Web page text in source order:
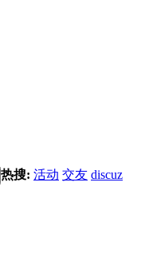
热搜: 活动 交友 discuz